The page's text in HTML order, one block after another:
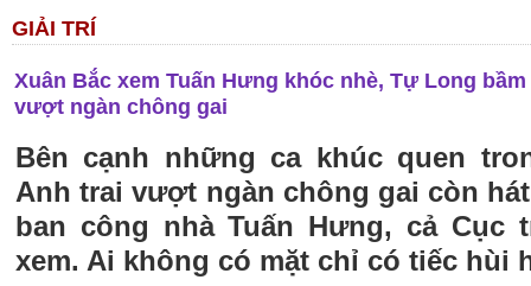
GIẢI TRÍ
Xuân Bắc xem Tuấn Hưng khóc nhè, Tự Long
vượt ngàn chông gai
Bên cạnh những ca khúc quen
Anh trai vượt ngàn chông gai còn
ban công nhà Tuấn Hưng, cả Cục
xem. Ai không có mặt chỉ có tiếc hùi